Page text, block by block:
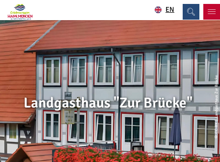
EN
©
CC-BY
| Landgasthaus Zur Brücke
Landgasthaus "Zur Brücke"